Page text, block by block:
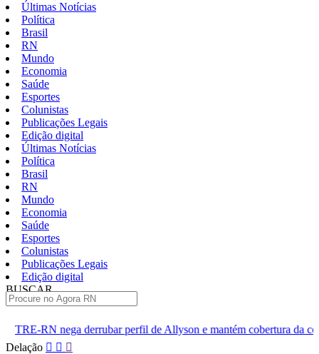
Últimas Notícias
Política
Brasil
RN
Mundo
Economia
Saúde
Esportes
Colunistas
Publicações Legais
Edição digital
Últimas Notícias
Política
Brasil
RN
Mundo
Economia
Saúde
Esportes
Colunistas
Publicações Legais
Edição digital
BUSCAR
perfil de Allyson e mantém cobertura da convenção
Pular
Delação